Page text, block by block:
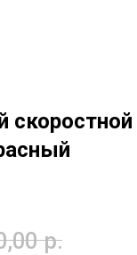
скоростной
р.